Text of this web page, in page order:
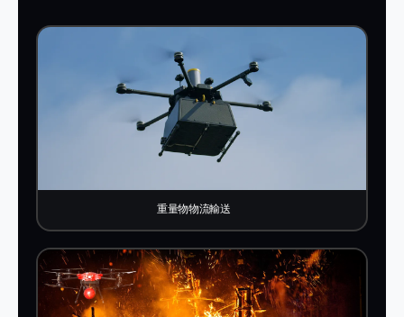
重量物物流輸送